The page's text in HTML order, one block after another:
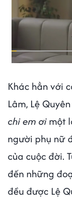
Khác hẳn với
Lâm, Lệ
chi em ơimột
người phụ nữ
của cuộc đời.
đến những
đều được Lệ